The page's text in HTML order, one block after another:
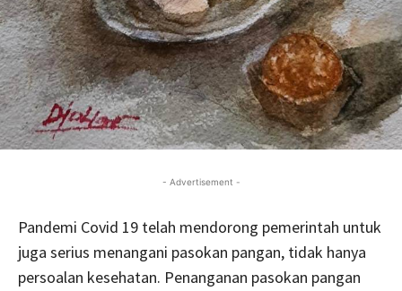
- Advertisement -
Pandemi Covid 19 telah mendorong pemerintah untuk
juga serius menangani pasokan pangan, tidak hanya
persoalan kesehatan. Penanganan pasokan pangan